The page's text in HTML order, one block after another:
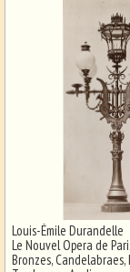
Louis-Émile Durandelle
Le Nouvel Opera de
Bronzes, Candelabraes,